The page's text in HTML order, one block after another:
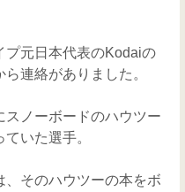
プ元日本代表のKodaiの
ら連絡がありました。
スノーボードのハウツー
いた選手。
、そのハウツーの本をボ